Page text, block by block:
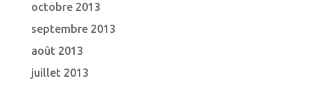
octobre 2013
septembre 2013
août 2013
juillet 2013